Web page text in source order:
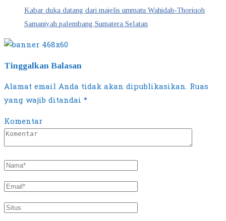
Kabar duka datang dari majelis ummatu Wahidah-Thoriqoh
Samaniyah palembang Sumatera Selatan
Tinggalkan Balasan
Alamat email Anda tidak akan dipublikasikan. Ruas
yang wajib ditandai *
Komentar